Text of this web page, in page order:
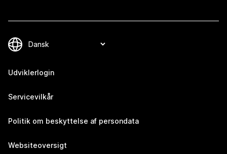
Udviklerlogin
Servicevilkår
Politik om beskyttelse af persondata
Websiteoversigt